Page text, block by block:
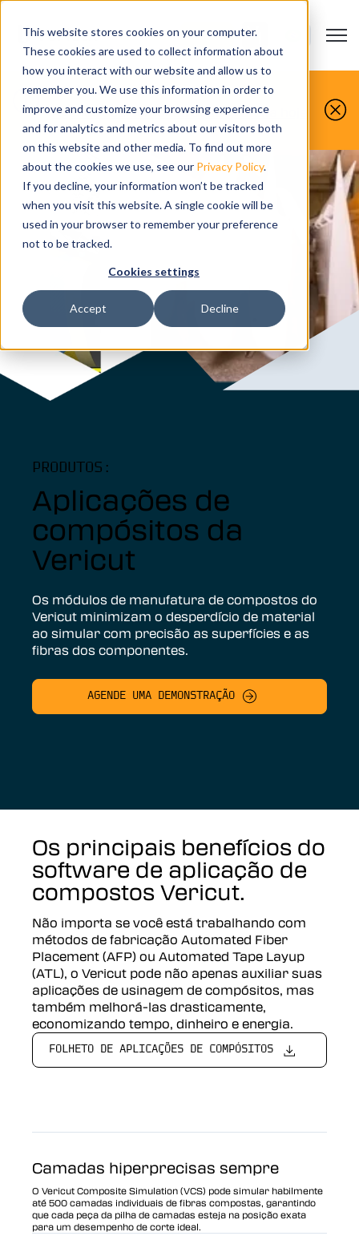
This website stores cookies on your computer.
These cookies are used to collect information about
how you interact with our website and allow us to
remember you. We use this information in order to
improve and customize your browsing experience
and for analytics and metrics about our visitors both
on this website and other media. To find out more
about the cookies we use, see our Privacy Policy.
If you decline, your information won’t be tracked
when you visit this website. A single cookie will be
used in your browser to remember your preference
not to be tracked.
Cookies settings
Accept Decline
Open
CONTATO Show
Você faz, nós simulamos.
Agende sua demonstração gratuita hoje
mesmo.
PRODUTOS:
Aplicações de
compósitos da
Vericut
Os módulos de manufatura de compostos do
Vericut minimizam o desperdício de material
ao simular com precisão as superfícies e as
fibras dos componentes.
AGENDE UMA DEMONSTRAÇÃO
Os principais benefícios do
software de aplicação de
compostos Vericut.
Não importa se você está trabalhando com
métodos de fabricação Automated Fiber
Placement (AFP) ou Automated Tape Layup
(ATL), o Vericut pode não apenas auxiliar suas
aplicações de usinagem de compósitos, mas
também melhorá-las drasticamente,
economizando tempo, dinheiro e energia.
FOLHETO DE APLICAÇÕES DE COMPÓSITOS
Camadas hiperprecisas sempre
O Vericut Composite Simulation (VCS) pode simular habilmente
até 500 camadas individuais de fibras compostas, garantindo
que cada peça da pilha de camadas esteja na posição exata
para um desempenho de corte ideal.